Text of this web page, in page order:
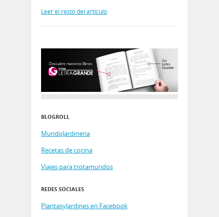
Leer el resto del artículo
BLOGROLL
MundoJardineria
Recetas de cocina
Viajes para trotamundos
REDES SOCIALES
PlantasyJardines en Facebook